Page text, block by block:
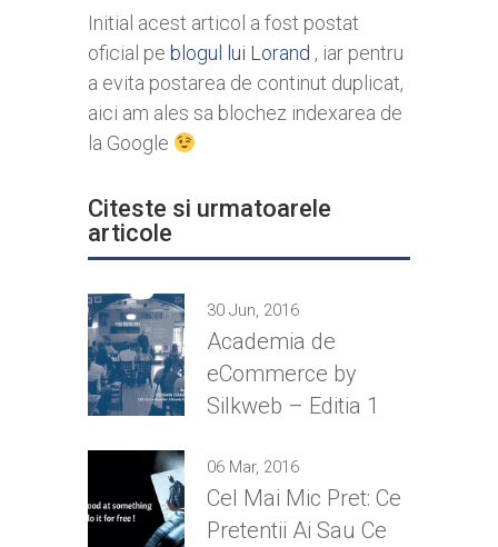
Initial acest articol a fost postat
oficial pe blogul lui Lorand , iar pentru
a evita postarea de continut duplicat,
aici am ales sa blochez indexarea de
la Google
Citeste si urmatoarele
articole
30 Jun, 2016
Academia de
eCommerce by
Silkweb – Editia 1
06 Mar, 2016
Cel Mai Mic Pret: Ce
Pretentii Ai Sau Ce